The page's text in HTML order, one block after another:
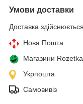
Умови доставки
Доставка
Нова Пошта
Магазини Rozetka
Укрпошта
Самовивіз